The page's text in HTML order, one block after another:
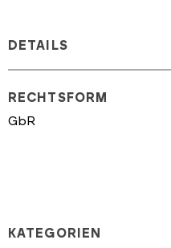
DETAILS
RECHTSFORM
GbR
KATEGORIEN